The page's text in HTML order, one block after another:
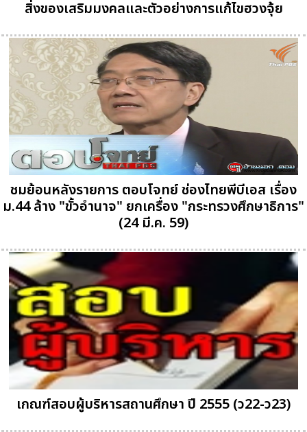
สิ่งของเสริมมงคลและตัวอย่างการแก้ไขฮวงจุ้ย
ชมย้อนหลังรายการ ตอบโจทย์ ช่องไทยพีบีเอส เรื่อง
ม.44 ล้าง "ขั้วอำนาจ" ยกเครื่อง "กระทรวงศึกษาธิการ"
(24 มี.ค. 59)
เกณฑ์สอบผู้บริหารสถานศึกษา ปี 2555 (ว22-ว23)